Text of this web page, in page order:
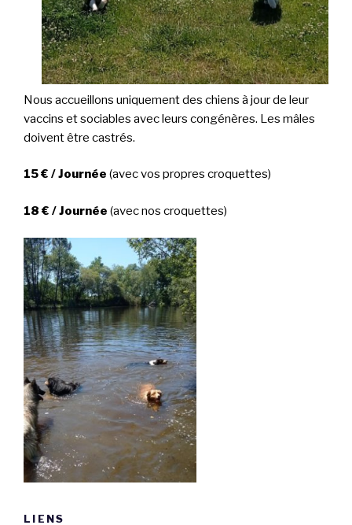
Nous accueillons uniquement des chiens à jour de leur
vaccins et sociables avec leurs congénères. Les mâles
doivent être castrés.
15 € / Journée (avec vos propres croquettes)
18 € / Journée (avec nos croquettes)
LIENS